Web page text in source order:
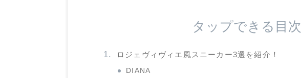
タップできる目次
ロジェヴィヴィエ風スニーカー3選を紹介！
DIANA